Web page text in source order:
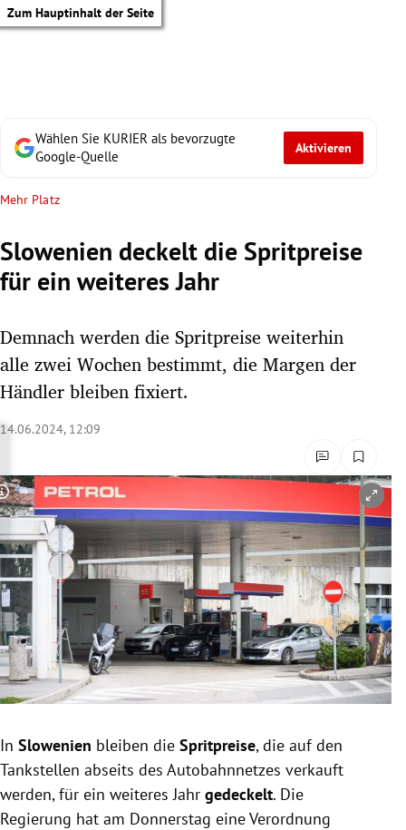
Zum Hauptinhalt der Seite
Untermenü
Untermenü
Untermenü
Untermenü
Untermenü
Untermenü
Untermenü
Untermenü
Wählen Sie KURIER als bevorzugte
Google-Quelle
Aktivieren
Mehr Platz
Slowenien deckelt die Spritpreise
für ein weiteres Jahr
Demnach werden die Spritpreise weiterhin
alle zwei Wochen bestimmt, die Margen der
Händler bleiben fixiert.
14.06.2024, 12:09
Copyright-Hinweis öffnen/schließen
In Slowenien bleiben die Spritpreise, die auf den
Tankstellen abseits des Autobahnnetzes verkauft
werden, für ein weiteres Jahr gedeckelt. Die
Regierung hat am Donnerstag eine Verordnung